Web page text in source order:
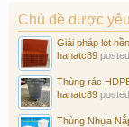
Chủ đề được
Giải pháp lót
hanatc89 posted
Thùng rác
hanatc89 posted
Thùng Nhựa